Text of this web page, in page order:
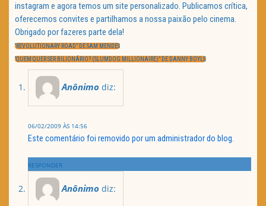
instagram e agora temos um site personalizado. Publicamos crítica,
oferecemos convites e partilhamos a nossa paixão pelo cinema.
Obrigado por fazeres parte dela!
Navegação
de
artigos
PREVIOUS
“REVOLUTIONARY ROAD” DE SAM MENDES
NEXT
“QUEM QUER SER BILIONÁRIO? (SLUMDOG MILLIONAIRE)” DE DANNY BOYLE
Anônimo diz:
06/02/2009 ÀS 14:56
Este comentário foi removido por um administrador do blog.
RESPONDER
Anônimo diz: